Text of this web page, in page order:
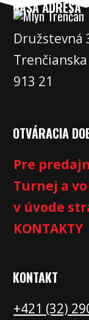
NAŠA ADRESA
Družstevná
913 21
OTVÁRACIA
Pre
Turnej a
v úvode
KONTAKTY
KONTAKT
+421 (32)